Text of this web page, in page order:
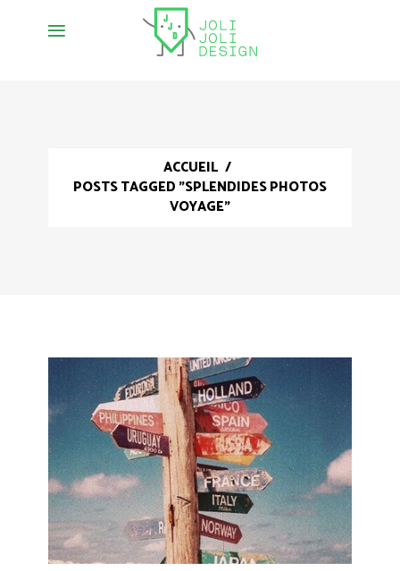
ACCUEIL /
POSTS TAGGED "SPLENDIDES PHOTOS
VOYAGE"